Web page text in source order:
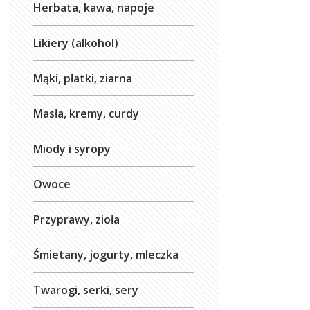
Herbata, kawa, napoje
Likiery (alkohol)
Mąki, płatki, ziarna
Masła, kremy, curdy
Miody i syropy
Owoce
Przyprawy, zioła
Śmietany, jogurty, mleczka
Twarogi, serki, sery